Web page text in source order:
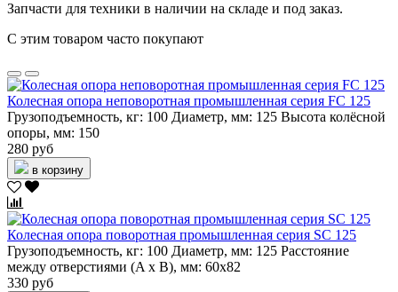
Запчасти для техники в наличии на складе и под заказ.
С этим товаром часто покупают
Колесная опора неповоротная промышленная серия FC 125
Грузоподъемность, кг: 100 Диаметр, мм: 125 Высота колёсной
опоры, мм: 150
280 руб
в корзину
Колесная опора поворотная промышленная серия SC 125
Грузоподъемность, кг: 100 Диаметр, мм: 125 Расстояние
между отверстиями (A x B), мм: 60х82
330 руб